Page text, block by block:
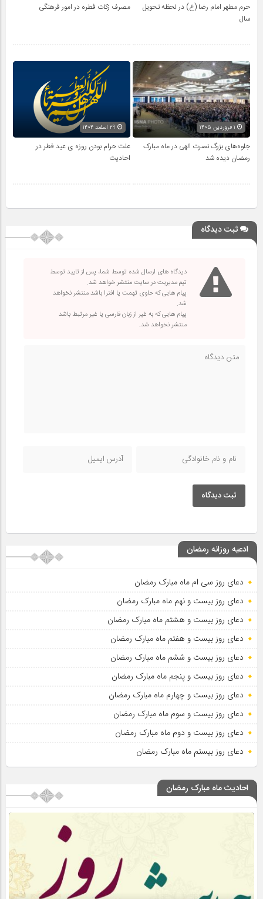
حرم مطهر امام رضا (ع) در لحظه تحویل
سال
مصرف زکات فطره در امور فرهنگی
جلوه‌های بزرگ نصرت الهی در ماه مبارک
رمضان دیده شد
علت حرام بودن روزه ی عید فطر در
احادیث
ثبت دیدگاه
دیدگاه های ارسال شده توسط شما، پس از تایید توسط
تیم مدیریت در سایت منتشر خواهد شد.
پیام هایی که حاوی تهمت یا افترا باشد منتشر نخواهد
شد.
پیام هایی که به غیر از زبان فارسی یا غیر مرتبط باشد
منتشر نخواهد شد.
ثبت دیدگاه
ادعیه روزانه رمضان
دعای روز سی ام ماه مبارک رمضان
دعای روز بیست و نهم ماه مبارک رمضان
دعای روز بیست و هشتم ماه مبارک رمضان
دعای روز بیست و هفتم ماه مبارک رمضان
دعای روز بیست و ششم ماه مبارک رمضان
دعای روز بیست و پنجم ماه مبارک رمضان
دعای روز بیست و چهارم ماه مبارک رمضان
دعای روز بیست و سوم ماه مبارک رمضان
دعای روز بیست و دوم ماه مبارک رمضان
دعای روز بیستم ماه مبارک رمضان
احادیث ماه مبارک رمضان